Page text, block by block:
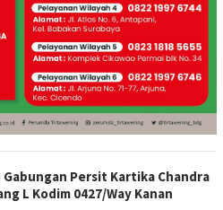
Persit Kartika Chandra
L Kodim 0427/Way Kanan